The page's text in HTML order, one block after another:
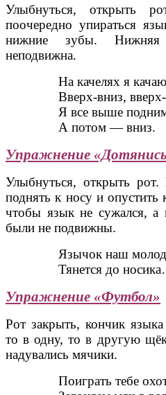
Улыбнуться, открыть
поочередно упираться
нижние зубы.
неподвижна.
На качелях я
Вверх-вниз,
Я все выше
А потом — вниз.
Упражнение «Дотянись
Улыбнуться, открыть
поднять к носу и опустить
чтобы язык не сужался,
были не подвижны.
Язычок наш
Тянется до
Упражнение «Футбол»
Рот закрыть, кончик
то в одну, то в другую
надувались мячики.
Поиграть тебе